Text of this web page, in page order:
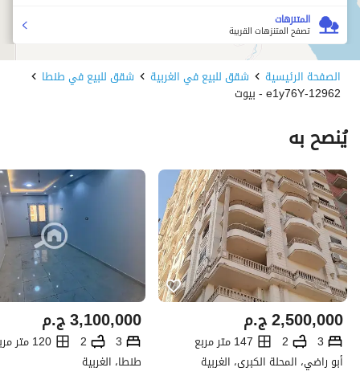
المتنزهات
تصفح المتنزهات القريبة
الصفحة الرئيسية شقق للبيع في الغربية شقق للبيع في طنطا
12962-e1y76Y - بيوت
يُنصح به
ج.م2,500,000
3
2
147 متر مربع
أبو راضي، المحلة الكبرى، الغربية
ج.م3,100,000
3
2
120 متر مربع
طنطا، الغربية